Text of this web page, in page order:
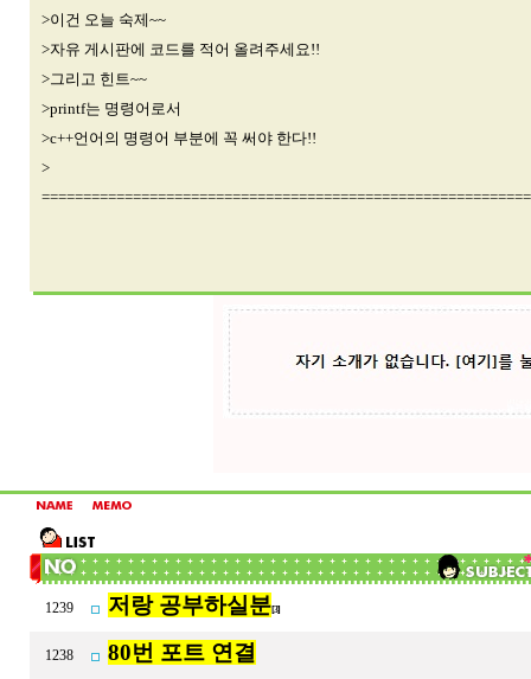
>이건 오늘 숙제~~
>자유 게시판에 코드를 적어 올려주세요!!
>그리고 힌트~~
>printf는 명령어로서
>c++언어의 명령어 부분에 꼭 써야 한다!!
>
1239 저랑 공부하실분[3]
1238 80번 포트 연결